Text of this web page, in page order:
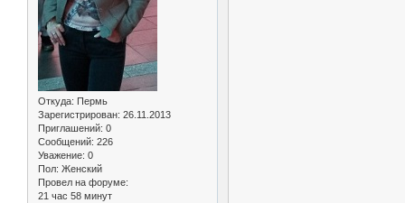
Откуда: Пермь
Зарегистрирован: 26.11.2013
Приглашений: 0
Сообщений: 226
Уважение: 0
Пол: Женский
Провел на форуме:
21 час 58 минут